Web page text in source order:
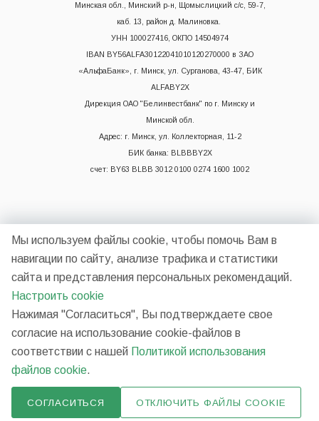
Минская обл., Минский р-н, Щомыслицкий с/с, 59-7,
каб. 13, район д. Малиновка.
УНН 100027416, ОКПО 14504974
IBAN BY56ALFA30122041010120270000 в ЗАО
«АльфаБанк», г. Минск, ул. Сурганова, 43-47, БИК
ALFABY2X
Дирекция ОАО "Белинвестбанк" по г. Минску и
Минской обл.
Адрес: г. Минск, ул. Коллекторная, 11-2
БИК банка: BLBBBY2X
счет: BY63 BLBB 3012 0100 0274 1600 1002
2026 © НП ООО "Синергия"
Мы используем файлы cookie, чтобы помочь Вам в
навигации по сайту, анализе трафика и статистики
сайта и представления персональных рекомендаций.
Настроить cookie
Нажимая "Согласиться", Вы подтверждаете свое
согласие на использование cookie-файлов в
соответствии с нашей Политикой использования
файлов cookie.
СОГЛАСИТЬСЯ ОТКЛЮЧИТЬ ФАЙЛЫ COOKIE
https://mc.yandex.ru/pixel/3600865887502087623?
rnd=%aw_random%